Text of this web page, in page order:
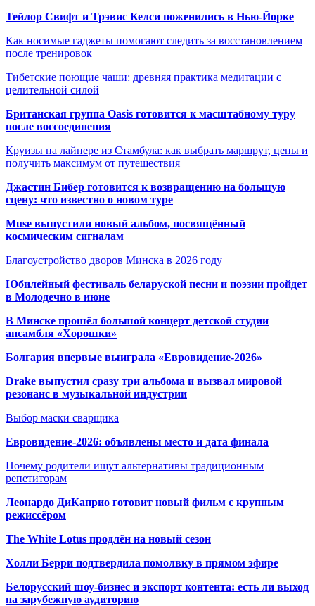
Тейлор Свифт и Трэвис Келси поженились в Нью-Йорке
Как носимые гаджеты помогают следить за восстановлением
после тренировок
Тибетские поющие чаши: древняя практика медитации с
целительной силой
Британская группа Oasis готовится к масштабному туру
после воссоединения
Круизы на лайнере из Стамбула: как выбрать маршрут, цены и
получить максимум от путешествия
Джастин Бибер готовится к возвращению на большую
сцену: что известно о новом туре
Muse выпустили новый альбом, посвящённый
космическим сигналам
Благоустройство дворов Минска в 2026 году
Юбилейный фестиваль беларуской песни и поэзии пройдет
в Молодечно в июне
В Минске прошёл большой концерт детской студии
ансамбля «Хорошки»
Болгария впервые выиграла «Евровидение-2026»
Drake выпустил сразу три альбома и вызвал мировой
резонанс в музыкальной индустрии
Выбор маски сварщика
Евровидение-2026: объявлены место и дата финала
Почему родители ищут альтернативы традиционным
репетиторам
Леонардо ДиКаприо готовит новый фильм с крупным
режиссёром
The White Lotus продлён на новый сезон
Холли Берри подтвердила помолвку в прямом эфире
Белорусский шоу-бизнес и экспорт контента: есть ли выход
на зарубежную аудиторию